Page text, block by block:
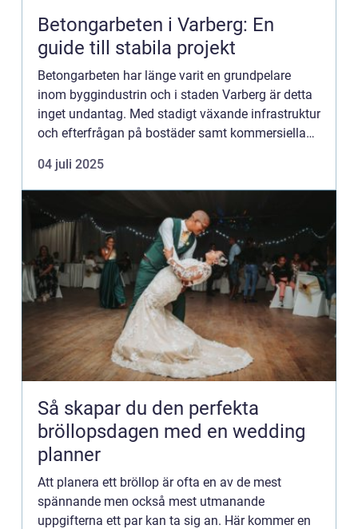
Betongarbeten i Varberg: En
guide till stabila projekt
Betongarbeten har länge varit en grundpelare
inom byggindustrin och i staden Varberg är detta
inget undantag. Med stadigt växande infrastruktur
och efterfrågan på bostäder samt kommersiella
04 juli 2025
Så skapar du den perfekta
bröllopsdagen med en wedding
planner
Att planera ett bröllop är ofta en av de mest
spännande men också mest utmanande
uppgifterna ett par kan ta sig an. Här kommer en